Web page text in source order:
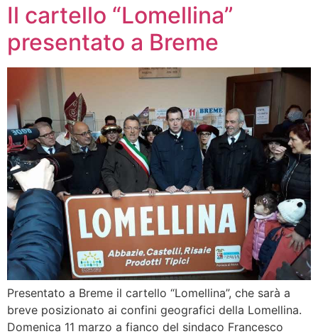
Il cartello “Lomellina”
presentato a Breme
Presentato a Breme il cartello “Lomellina”, che sarà a
breve posizionato ai confini geografici della Lomellina.
Domenica 11 marzo a fianco del sindaco Francesco